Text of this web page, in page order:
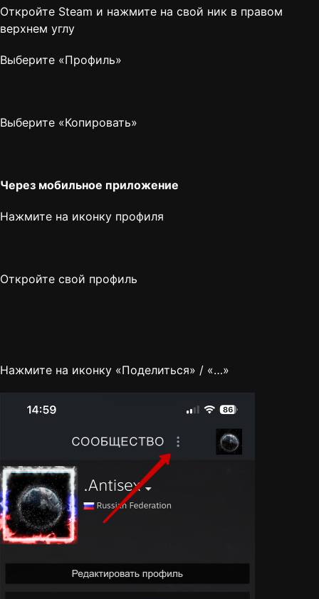
Откройте Steam и нажмите на свой ник в правом
верхнем углу
Выберите «Профиль»
Выберите «Копировать»
Через мобильное приложение
Нажмите на иконку профиля
Откройте свой профиль
Нажмите на иконку «Поделиться» / «…»